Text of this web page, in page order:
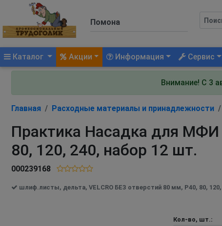
Каталог (current)Акции Информация Сервис
Внимание! С 3
Главная Расходные материалы и принадлежности
Практика Насадка для МФИ
80, 120, 240, набор 12 шт.
000239168
шлиф.листы, дельта, VELCRO БЕЗ отверстий 80 мм, P40, 80,
Кол-во, шт.: